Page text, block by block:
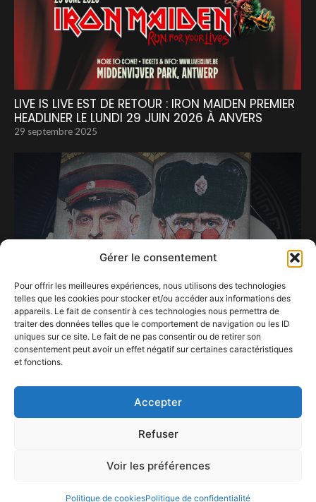
Gérer le consentement
Pour offrir les meilleures expériences, nous utilisons des technologies
telles que les cookies pour stocker et/ou accéder aux informations des
appareils. Le fait de consentir à ces technologies nous permettra de
traiter des données telles que le comportement de navigation ou les ID
uniques sur ce site. Le fait de ne pas consentir ou de retirer son
consentement peut avoir un effet négatif sur certaines caractéristiques
et fonctions.
Accepter
Refuser
Voir les préférences
Politique de cookiesPolitique de confidentialité
LIVE IS LIVE EST DE RETOUR : IRON MAIDEN PREMIER
HEADLINER LE LUNDI 29 JUIN 2026 À ANVERS
29 septembre 2025
L’univers complètement décalé de Soviet
30 août 2024